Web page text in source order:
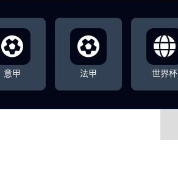
意甲 法甲 世界杯